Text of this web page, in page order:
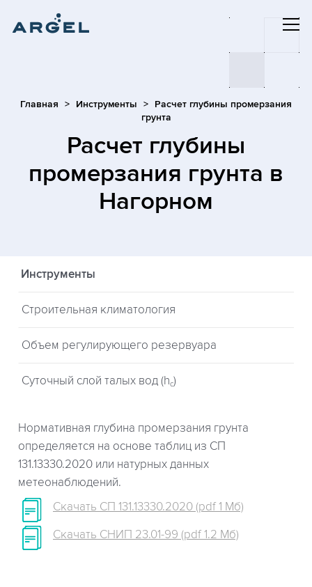
Главная Инструменты
Расчет глубины промерзания
грунта
Расчет глубины
промерзания грунта в
Нагорном
Инструменты
Строительная климатология
Объем регулирующего резервуара
Суточный слой талых вод (hc)
Нормативная глубина промерзания грунта
определяется на основе таблиц из СП
131.13330.2020 или натурных данных
метеонаблюдений.
Скачать СП 131.13330.2020 (pdf 1 Мб)
Скачать СНИП 23.01-99 (pdf 1.2 Мб)